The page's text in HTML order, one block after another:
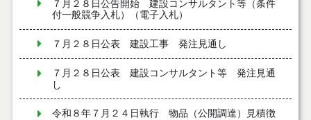
７月２８日公告開始 建設コンサルタント等（条件
付一般競争入札）（電子入札）
７月２８日公表 建設工事 発注見通し
７月２８日公表 建設コンサルタント等 発注見通
し
令和８年７月２４日執行 物品（公開調達）見積徴